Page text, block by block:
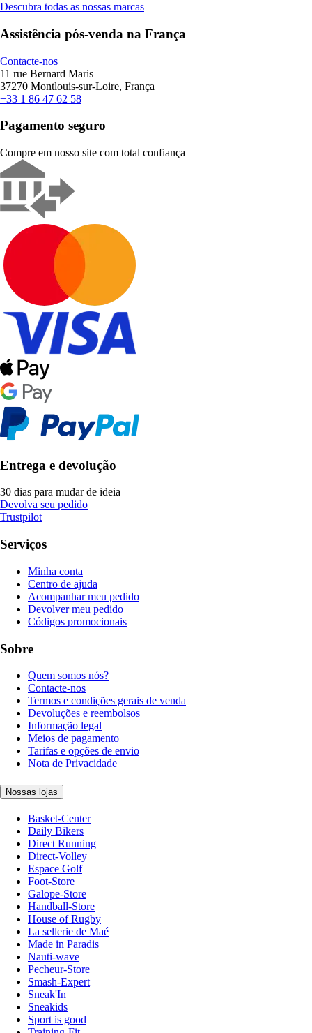
Descubra todas as nossas marcas
Assistência pós-venda na França
Contacte-nos
11 rue Bernard Maris
37270 Montlouis-sur-Loire, França
+33 1 86 47 62 58
Pagamento seguro
Compre em nosso site com total confiança
Entrega e devolução
30 dias para mudar de ideia
Devolva seu pedido
Trustpilot
Serviços
Minha conta
Centro de ajuda
Acompanhar meu pedido
Devolver meu pedido
Códigos promocionais
Sobre
Quem somos nós?
Contacte-nos
Termos e condições gerais de venda
Devoluções e reembolsos
Informação legal
Meios de pagamento
Tarifas e opções de envio
Nota de Privacidade
Nossas lojas
Basket-Center
Daily Bikers
Direct Running
Direct-Volley
Espace Golf
Foot-Store
Galope-Store
Handball-Store
House of Rugby
La sellerie de Maé
Made in Paradis
Nauti-wave
Pecheur-Store
Smash-Expert
Sneak'In
Sneakids
Sport is good